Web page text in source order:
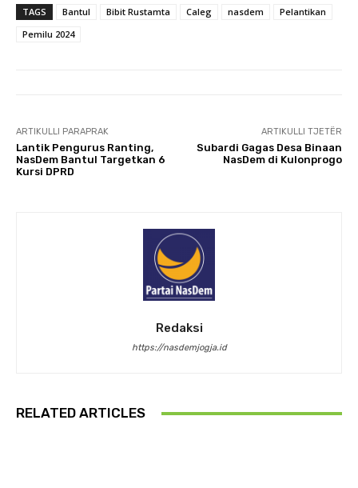
TAGS
Bantul Bibit Rustamta Caleg nasdem
Pelantikan
Pemilu 2024
ARTIKULLI PARAPRAK
Lantik Pengurus Ranting,
NasDem Bantul Targetkan 6
Kursi DPRD
ARTIKULLI TJETËR
Subardi Gagas Desa Binaan
NasDem di Kulonprogo
Redaksi
https://nasdemjogja.id
RELATED ARTICLES